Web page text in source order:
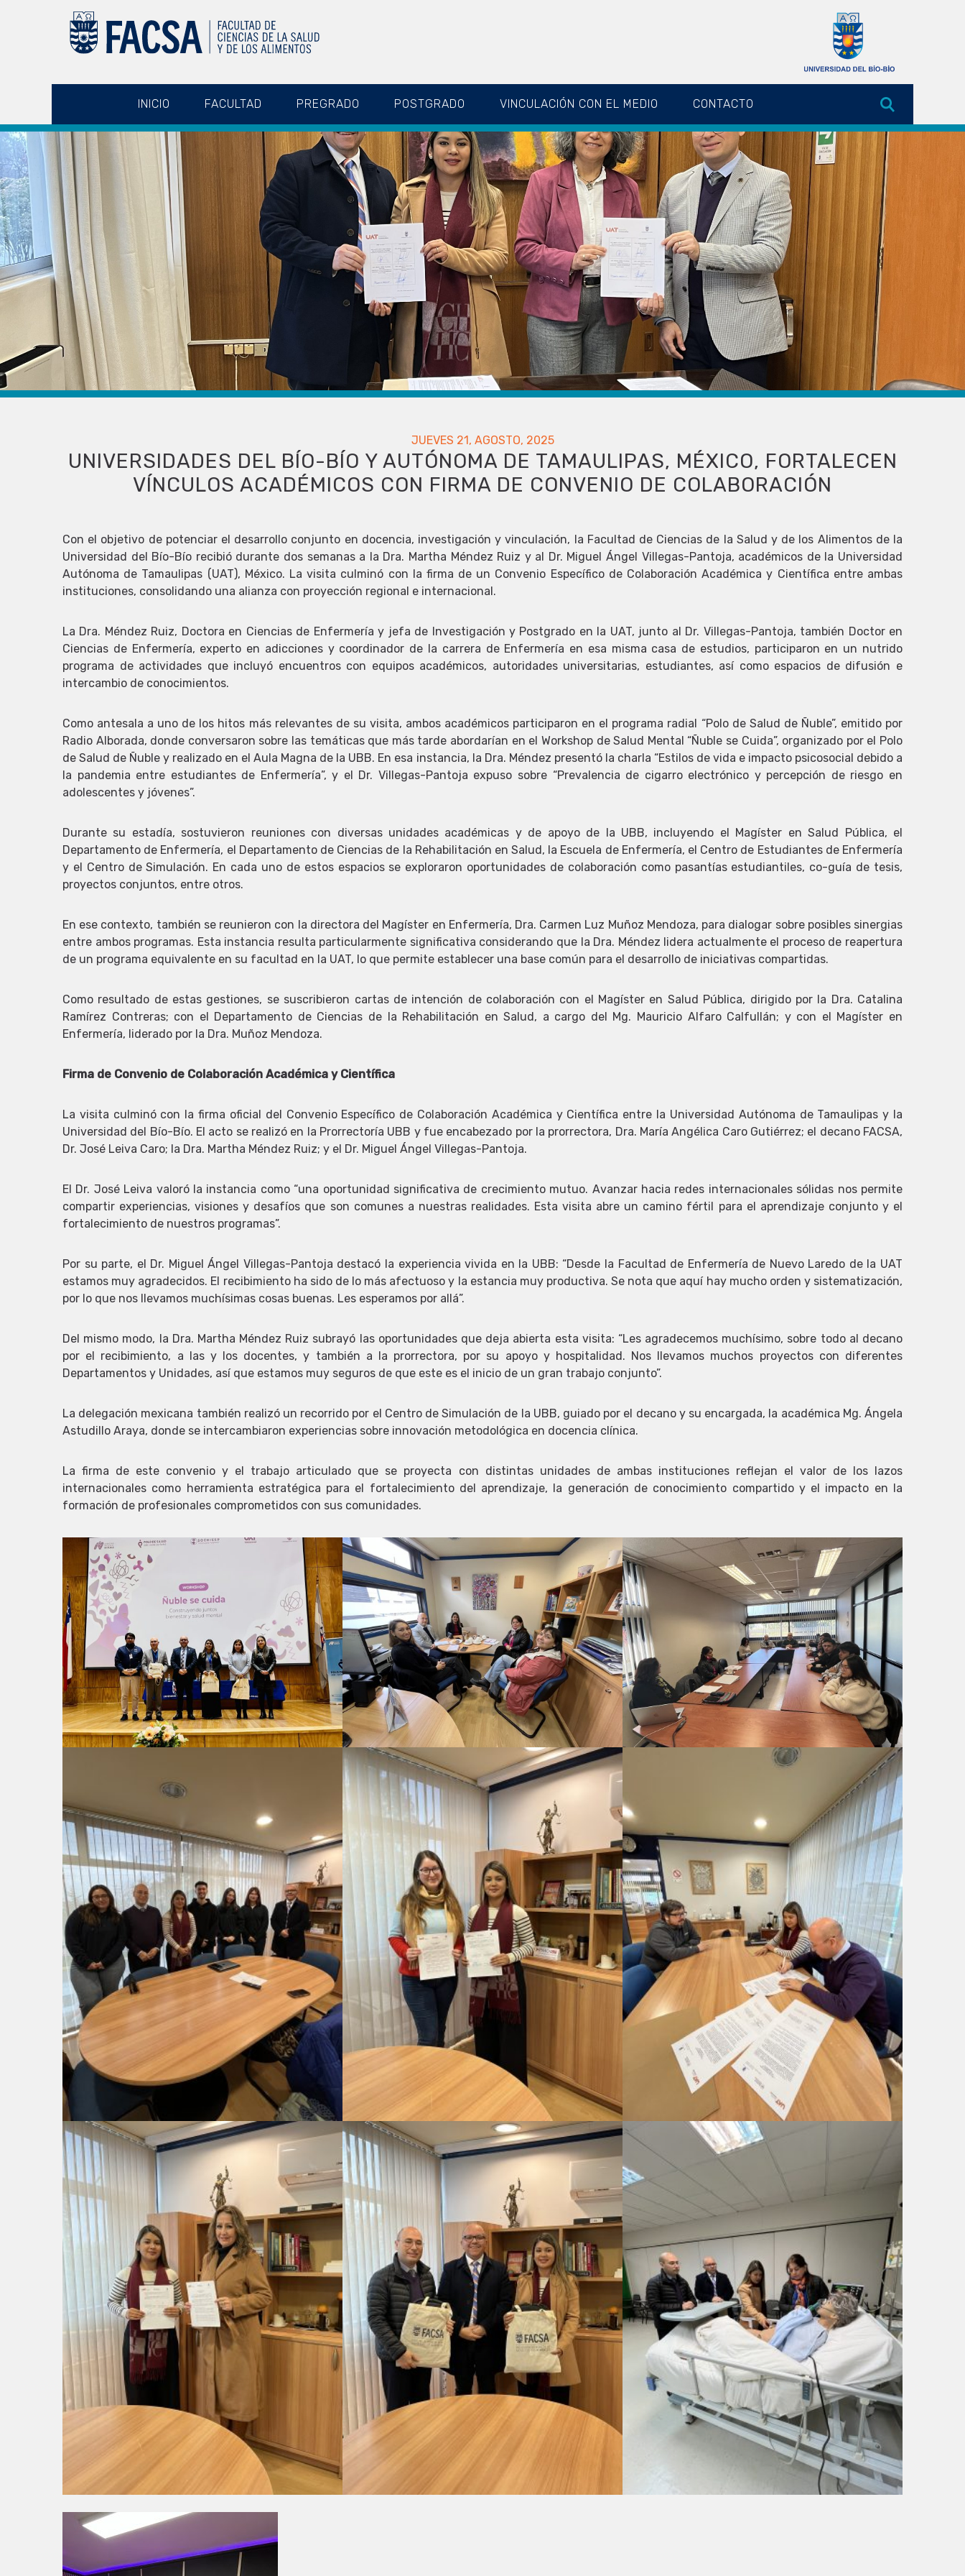
INICIO FACULTAD PREGRADO POSTGRADO VINCULACIÓN CON EL MEDIO CONTACTO
JUEVES 21, AGOSTO, 2025
UNIVERSIDADES DEL BÍO-BÍO Y AUTÓNOMA DE TAMAULIPAS, MÉXICO, FORTALECEN
VÍNCULOS ACADÉMICOS CON FIRMA DE CONVENIO DE COLABORACIÓN
Con el objetivo de potenciar el desarrollo conjunto en docencia, investigación y vinculación, la Facultad de Ciencias de la Salud y de los Alimentos de la
Universidad del Bío-Bío recibió durante dos semanas a la Dra. Martha Méndez Ruiz y al Dr. Miguel Ángel Villegas-Pantoja, académicos de la Universidad
Autónoma de Tamaulipas (UAT), México. La visita culminó con la firma de un Convenio Específico de Colaboración Académica y Científica entre ambas
instituciones, consolidando una alianza con proyección regional e internacional.
La Dra. Méndez Ruiz, Doctora en Ciencias de Enfermería y jefa de Investigación y Postgrado en la UAT, junto al Dr. Villegas-Pantoja, también Doctor en
Ciencias de Enfermería, experto en adicciones y coordinador de la carrera de Enfermería en esa misma casa de estudios, participaron en un nutrido
programa de actividades que incluyó encuentros con equipos académicos, autoridades universitarias, estudiantes, así como espacios de difusión e
intercambio de conocimientos.
Como antesala a uno de los hitos más relevantes de su visita, ambos académicos participaron en el programa radial “Polo de Salud de Ñuble”, emitido por
Radio Alborada, donde conversaron sobre las temáticas que más tarde abordarían en el Workshop de Salud Mental “Ñuble se Cuida”, organizado por el Polo
de Salud de Ñuble y realizado en el Aula Magna de la UBB. En esa instancia, la Dra. Méndez presentó la charla “Estilos de vida e impacto psicosocial debido a
la pandemia entre estudiantes de Enfermería”, y el Dr. Villegas-Pantoja expuso sobre “Prevalencia de cigarro electrónico y percepción de riesgo en
adolescentes y jóvenes”.
Durante su estadía, sostuvieron reuniones con diversas unidades académicas y de apoyo de la UBB, incluyendo el Magíster en Salud Pública, el
Departamento de Enfermería, el Departamento de Ciencias de la Rehabilitación en Salud, la Escuela de Enfermería, el Centro de Estudiantes de Enfermería
y el Centro de Simulación. En cada uno de estos espacios se exploraron oportunidades de colaboración como pasantías estudiantiles, co-guía de tesis,
proyectos conjuntos, entre otros.
En ese contexto, también se reunieron con la directora del Magíster en Enfermería, Dra. Carmen Luz Muñoz Mendoza, para dialogar sobre posibles sinergias
entre ambos programas. Esta instancia resulta particularmente significativa considerando que la Dra. Méndez lidera actualmente el proceso de reapertura
de un programa equivalente en su facultad en la UAT, lo que permite establecer una base común para el desarrollo de iniciativas compartidas.
Como resultado de estas gestiones, se suscribieron cartas de intención de colaboración con el Magíster en Salud Pública, dirigido por la Dra. Catalina
Ramírez Contreras; con el Departamento de Ciencias de la Rehabilitación en Salud, a cargo del Mg. Mauricio Alfaro Calfullán; y con el Magíster en
Enfermería, liderado por la Dra. Muñoz Mendoza.
Firma de Convenio de Colaboración Académica y Científica
La visita culminó con la firma oficial del Convenio Específico de Colaboración Académica y Científica entre la Universidad Autónoma de Tamaulipas y la
Universidad del Bío-Bío. El acto se realizó en la Prorrectoría UBB y fue encabezado por la prorrectora, Dra. María Angélica Caro Gutiérrez; el decano FACSA,
Dr. José Leiva Caro; la Dra. Martha Méndez Ruiz; y el Dr. Miguel Ángel Villegas-Pantoja.
El Dr. José Leiva valoró la instancia como “una oportunidad significativa de crecimiento mutuo. Avanzar hacia redes internacionales sólidas nos permite
compartir experiencias, visiones y desafíos que son comunes a nuestras realidades. Esta visita abre un camino fértil para el aprendizaje conjunto y el
fortalecimiento de nuestros programas”.
Por su parte, el Dr. Miguel Ángel Villegas-Pantoja destacó la experiencia vivida en la UBB: “Desde la Facultad de Enfermería de Nuevo Laredo de la UAT
estamos muy agradecidos. El recibimiento ha sido de lo más afectuoso y la estancia muy productiva. Se nota que aquí hay mucho orden y sistematización,
por lo que nos llevamos muchísimas cosas buenas. Les esperamos por allá”.
Del mismo modo, la Dra. Martha Méndez Ruiz subrayó las oportunidades que deja abierta esta visita: “Les agradecemos muchísimo, sobre todo al decano
por el recibimiento, a las y los docentes, y también a la prorrectora, por su apoyo y hospitalidad. Nos llevamos muchos proyectos con diferentes
Departamentos y Unidades, así que estamos muy seguros de que este es el inicio de un gran trabajo conjunto”.
La delegación mexicana también realizó un recorrido por el Centro de Simulación de la UBB, guiado por el decano y su encargada, la académica Mg. Ángela
Astudillo Araya, donde se intercambiaron experiencias sobre innovación metodológica en docencia clínica.
La firma de este convenio y el trabajo articulado que se proyecta con distintas unidades de ambas instituciones reflejan el valor de los lazos
internacionales como herramienta estratégica para el fortalecimiento del aprendizaje, la generación de conocimiento compartido y el impacto en la
formación de profesionales comprometidos con sus comunidades.